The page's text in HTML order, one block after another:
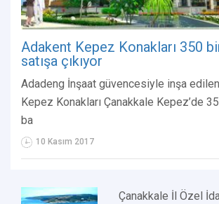
Adakent Kepez Konakları 350
satışa çıkıyor
Adadeng İnşaat güvencesiyle inşa
Kepez Konakları Çanakkale Kepez’de
ba
10 Kasım 2017
Çanakkale İl Özel